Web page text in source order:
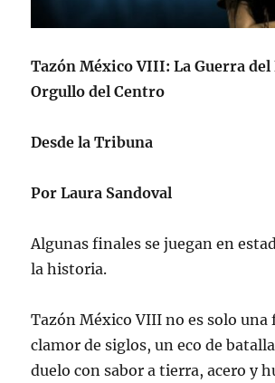
Tazón México VIII: La Guerra del
Orgullo del Centro
Desde la Tribuna
Por Laura Sandoval
Algunas finales se juegan en
la historia.
Tazón México VIII no es solo una
clamor de siglos, un eco de
duelo con sabor a tierra, acero y